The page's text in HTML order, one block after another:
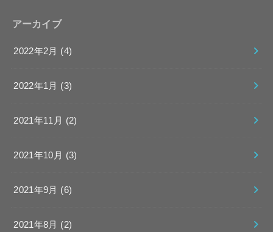
アーカイブ
2022年2月 (4)
2022年1月 (3)
2021年11月 (2)
2021年10月 (3)
2021年9月 (6)
2021年8月 (2)